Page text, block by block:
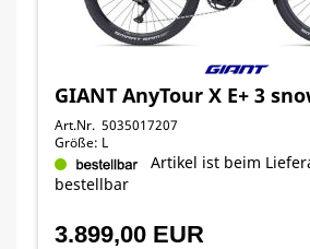
GIANT AnyTour X E+ 3
Art.Nr. 5035017207
Größe: L
Artikel ist beim
bestellbar
3.899,00 EUR